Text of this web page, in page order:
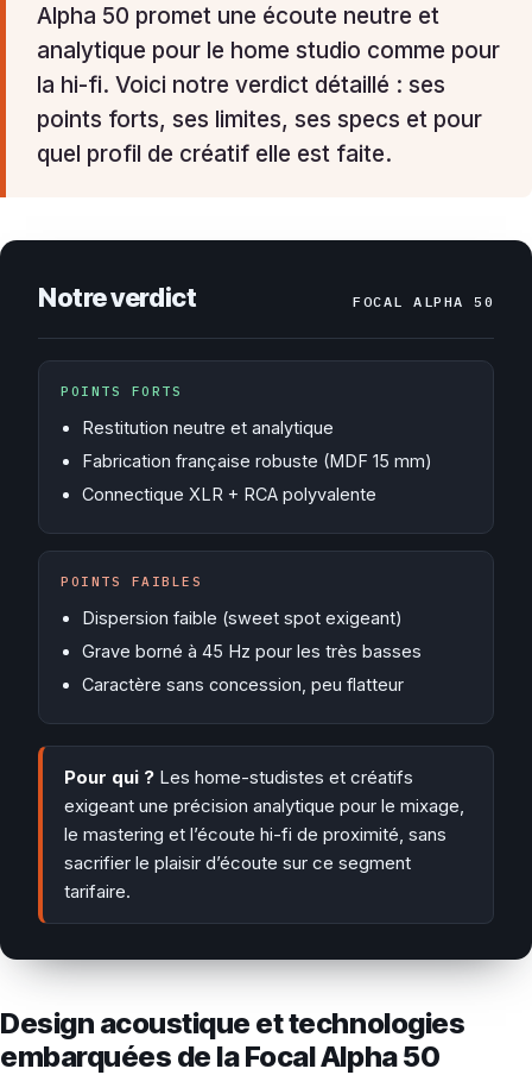
Alpha 50 promet une écoute neutre et
analytique pour le home studio comme pour
la hi-fi. Voici notre verdict détaillé : ses
points forts, ses limites, ses specs et pour
quel profil de créatif elle est faite.
Notre verdict FOCAL ALPHA 50
POINTS FORTS
Restitution neutre et analytique
Fabrication française robuste (MDF 15 mm)
Connectique XLR + RCA polyvalente
POINTS FAIBLES
Dispersion faible (sweet spot exigeant)
Grave borné à 45 Hz pour les très basses
Caractère sans concession, peu flatteur
Pour qui ? Les home-studistes et créatifs
exigeant une précision analytique pour le mixage,
le mastering et l’écoute hi-fi de proximité, sans
sacrifier le plaisir d’écoute sur ce segment
tarifaire.
Design acoustique et technologies
embarquées de la Focal Alpha 50